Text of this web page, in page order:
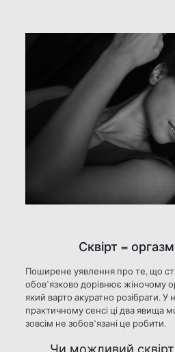
Сквірт =
Поширене уявлення про те, що
обов’язково дорівнює жіночому
який варто акуратно розібрати. У
практичному сенсі ці два явища
зовсім не зобов’язані це робити.
Чи можливий